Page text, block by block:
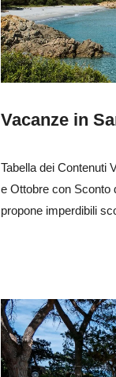
Vacanze in
Tabella dei Contenuti
e Ottobre con Sconto
propone imperdibili